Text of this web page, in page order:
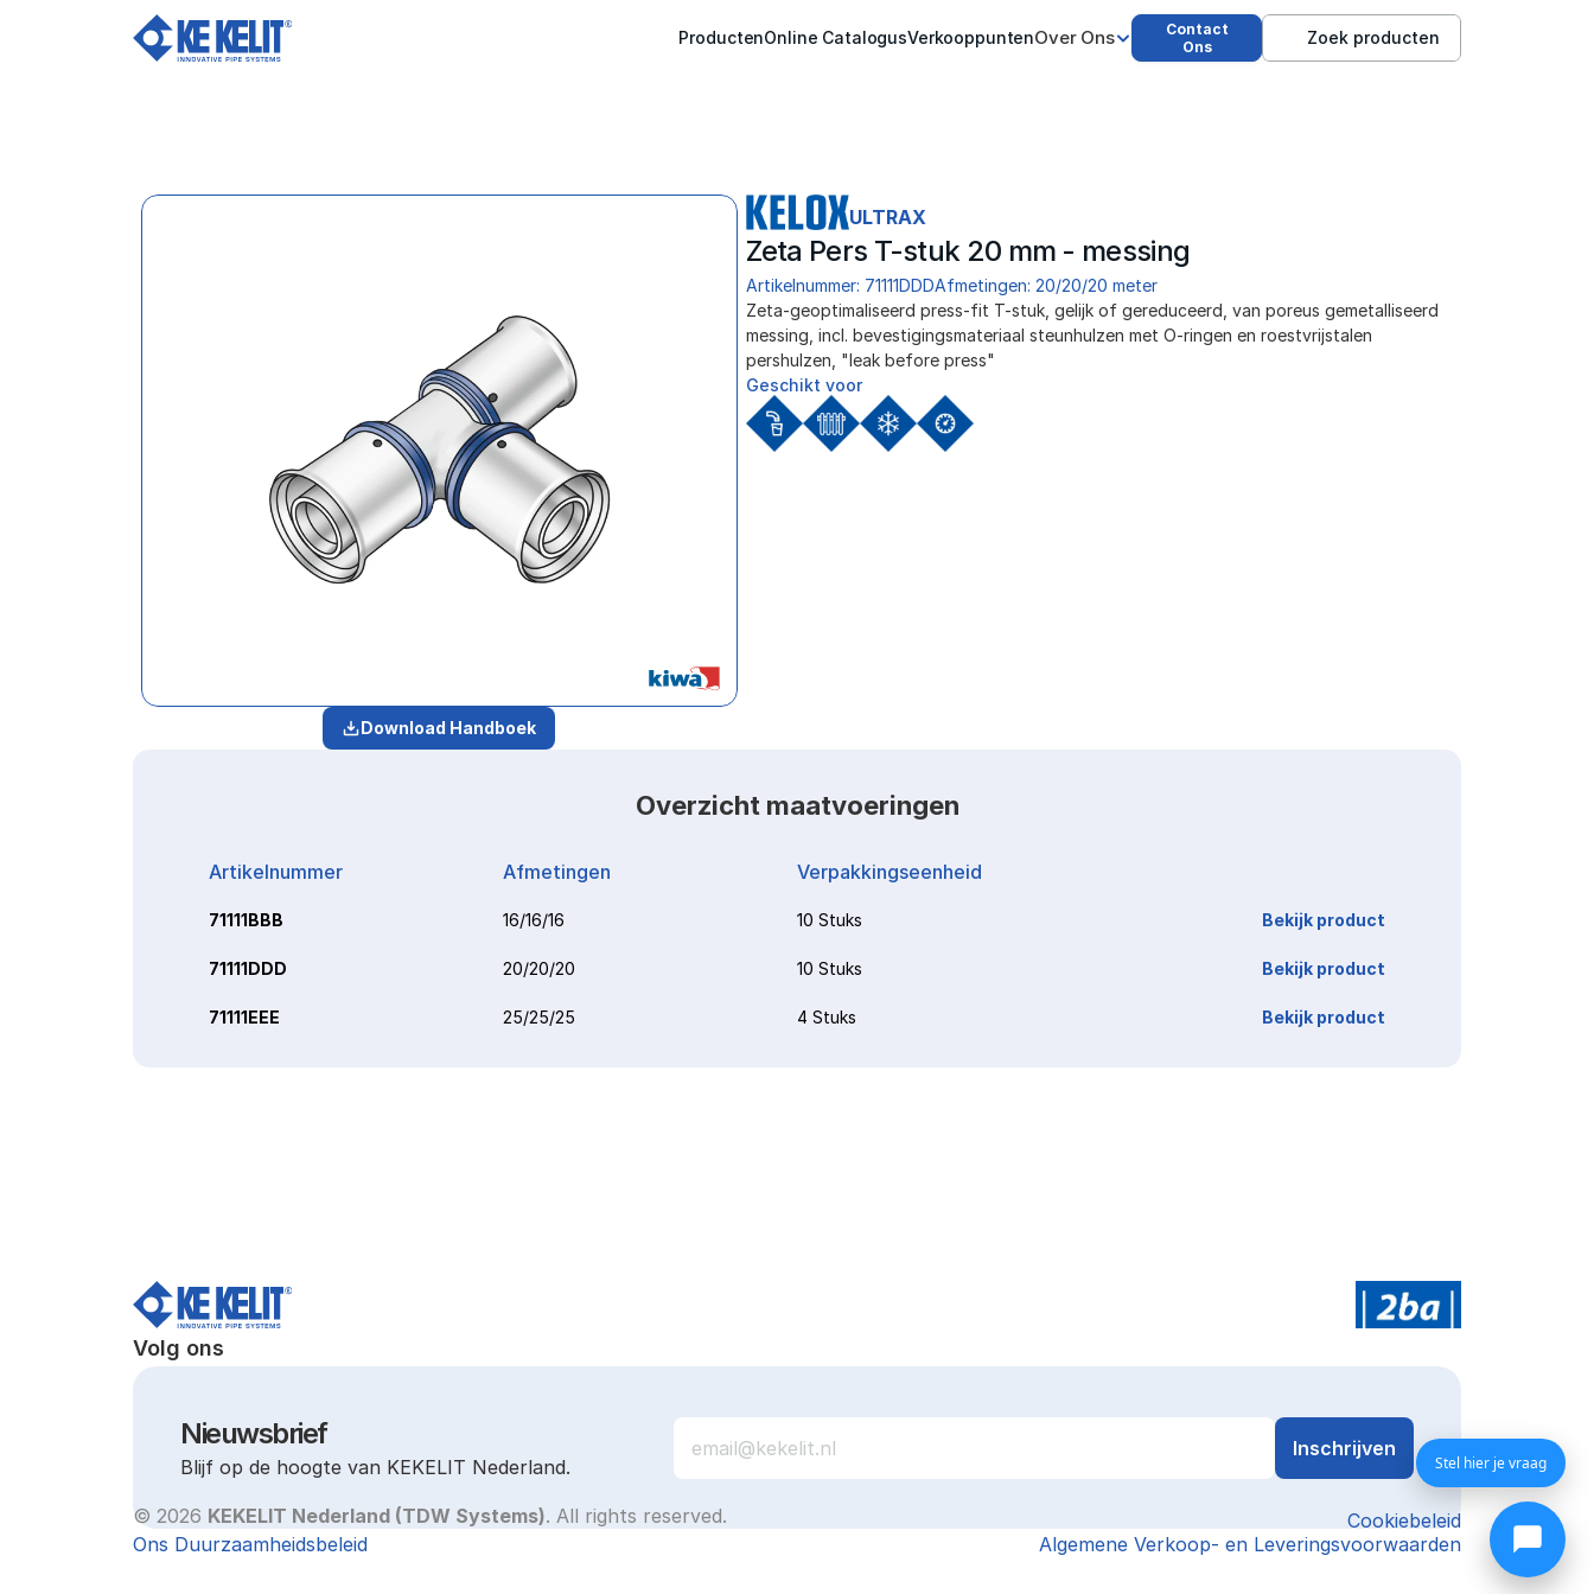
ProductenOnline CatalogusVerkooppuntenOver Ons
Contact
Ons
Zoek producten
Download Handboek
ULTRAX
Zeta Pers T-stuk 20 mm - messing
Artikelnummer: 71111DDDAfmetingen: 20/20/20 meter
﻿Zeta-geoptimaliseerd press-fit T-stuk, gelijk of gereduceerd, van poreus gemetalliseerd
messing, incl. bevestigingsmateriaal steunhulzen met O-ringen en roestvrijstalen
pershulzen, "leak before press"
Geschikt voor
Overzicht maatvoeringen
Artikelnummer Afmetingen Verpakkingseenheid
71111BBB 16/16/16 10 Stuks Bekijk product
71111DDD 20/20/20 10 Stuks Bekijk product
71111EEE 25/25/25 4 Stuks Bekijk product
Volg ons
Nieuwsbrief
Blijf op de hoogte van KEKELIT Nederland.
© 2026 KEKELIT Nederland (TDW Systems). All rights reserved.
Cookiebeleid
Ons Duurzaamheidsbeleid
Algemene Verkoop- en Leveringsvoorwaarden
Stel hier je vraag